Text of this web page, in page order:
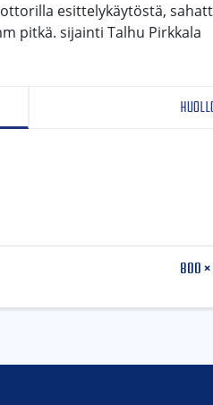
800
esittelykäytöstä,
pitkä. sijainti Talhu Pirkkala